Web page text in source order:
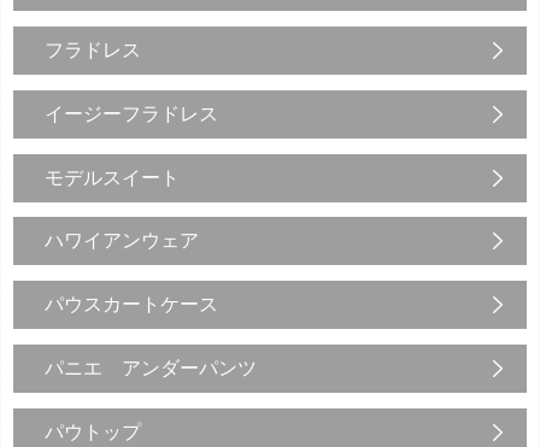
フラドレス
イージーフラドレス
モデルスイート
ハワイアンウェア
パウスカートケース
パニエ アンダーパンツ
パウトップ